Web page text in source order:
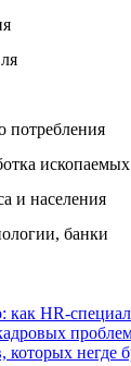
потребления
ископаемых
и населения
банки